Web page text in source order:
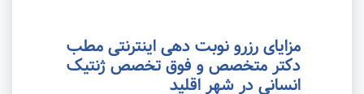
مزایای رزرو نوبت دهی اینترنتی مطب
دکتر متخصص و فوق تخصص ژنتیک
انسانی در شهر اقلید